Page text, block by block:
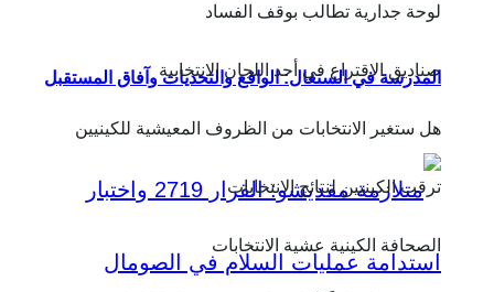
المدرسة في السنغال: الواقع والتحديات وآفاق المستقبل
لوحة جدارية تطالب بوقف الفساد
صناديق الاقتراع في أحد اللجان الانتخابية
هل ستغير الانتخابات من الظروف المعيشية للكينيين
ترقب الكينيين لنتائج الانتخابات
الصحافة الكينية عشية الانتخابات